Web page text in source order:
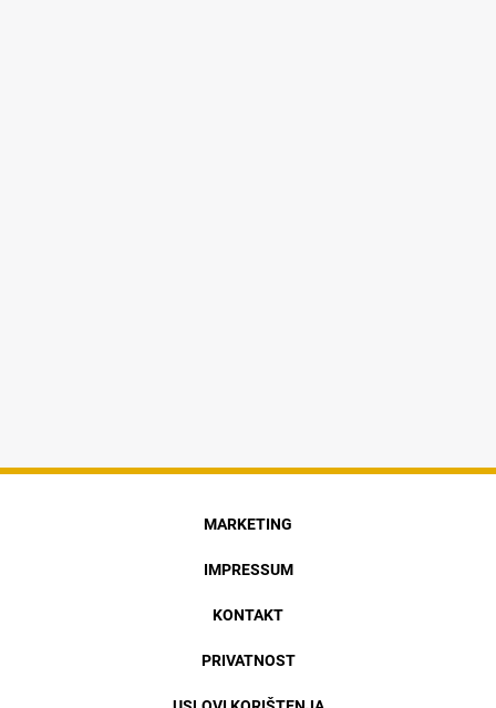
MARKETING
IMPRESSUM
KONTAKT
PRIVATNOST